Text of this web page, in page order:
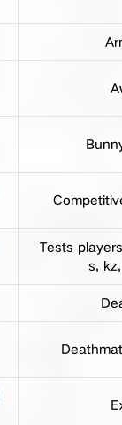
Tests
s,